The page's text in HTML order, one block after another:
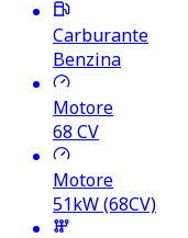
Carburante
Benzina
Motore
68 CV
Motore
51kW (68CV)